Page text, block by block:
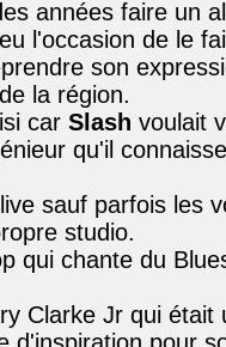
années faire un
l'occasion de le
son
la région.
car Slash voulait
qu'il
sauf parfois les
studio.
qui chante du
Clarke Jr qui